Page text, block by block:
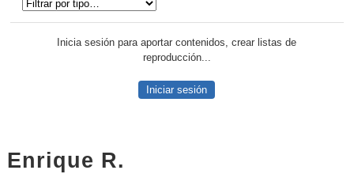
Inicia sesión para aportar contenidos, crear listas de
reproducción...
Iniciar sesión
Enrique R.